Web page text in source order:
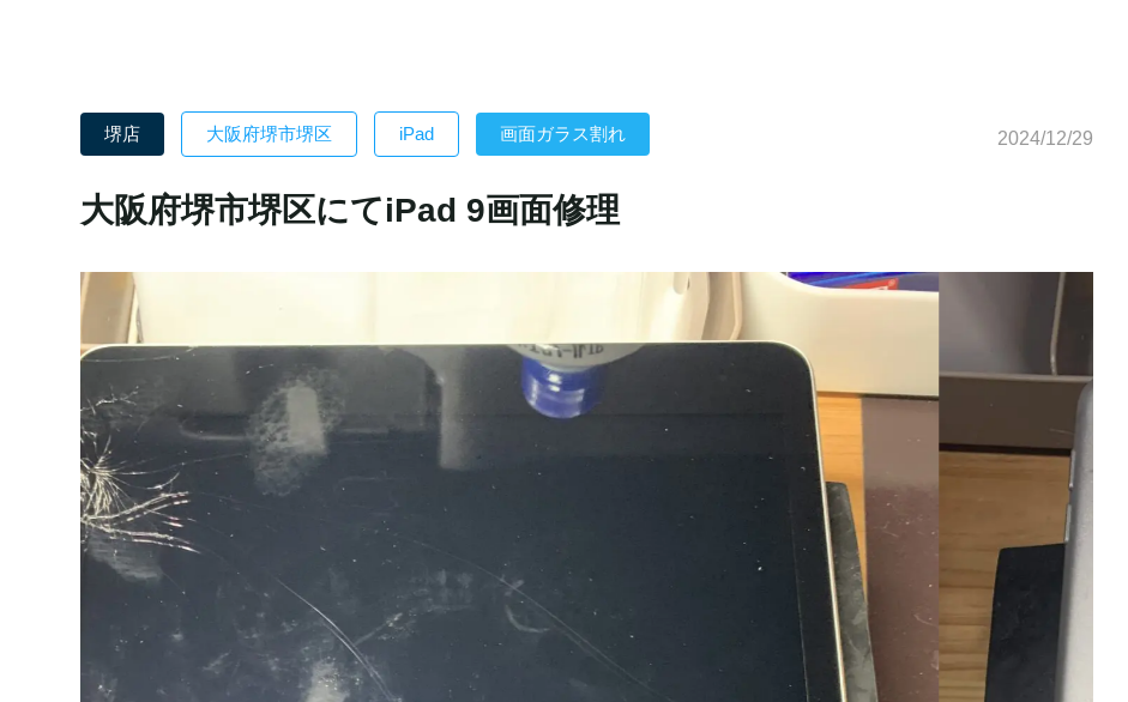
堺店 大阪府堺市堺区 iPad 画面ガラス割れ 2024/12/29
大阪府堺市堺区にてiPad 9画面修理